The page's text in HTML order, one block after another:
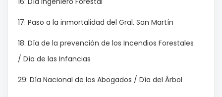
17: Paso a la inmortalidad del Gral. San Martín
18: Día de la prevención de los Incendios Forestales
/ Día de las Infancias
29: Día Nacional de los Abogados / Día del Árbol